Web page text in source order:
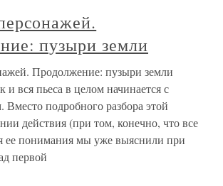
пузыри земли
Продолжение: пузыри земли
и вся пьеса в целом начинается с
подробного разбора этой
действия (при том, конечно, что все
ее понимания мы уже выяснили при
первой